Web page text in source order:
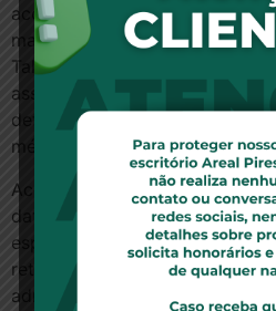
acórdão da Turma Recursal em
manteve sentença do Juizado
Talhada, fixando a data do
assistencial de prestação
deficiência (DIB) em 01/09/
médico judicial.
Acontece que, uma vez que o
data de início da incapacidade
especificada foi 08/11/2001, o
retroativo à data da entrada do
administrativo, em 28/11/2008.